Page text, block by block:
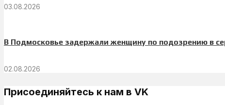
03.08.2026
В Подмосковье задержали женщину по подозрению в
02.08.2026
Присоединяйтесь к нам в VK